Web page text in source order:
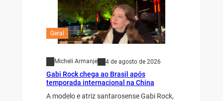
Geral
Micheli Armanje 4 de agosto de 2026
Gabi Rock chega ao Brasil após
temporada internacional na China
A modelo e atriz santarosense Gabi Rock,